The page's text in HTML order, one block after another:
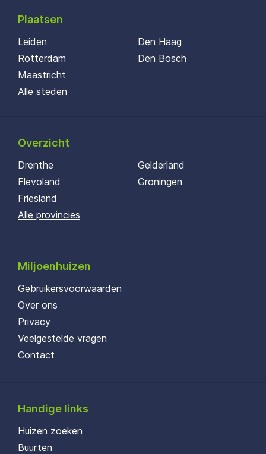
Plaatsen
Leiden
Rotterdam
Maastricht
Den Haag
Den Bosch
Alle steden
Overzicht
Drenthe
Flevoland
Friesland
Gelderland
Groningen
Alle provincies
Miljoenhuizen
Gebruikersvoorwaarden
Over ons
Privacy
Veelgestelde vragen
Contact
Handige links
Huizen zoeken
Buurten